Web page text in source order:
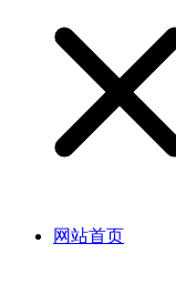
网站首页